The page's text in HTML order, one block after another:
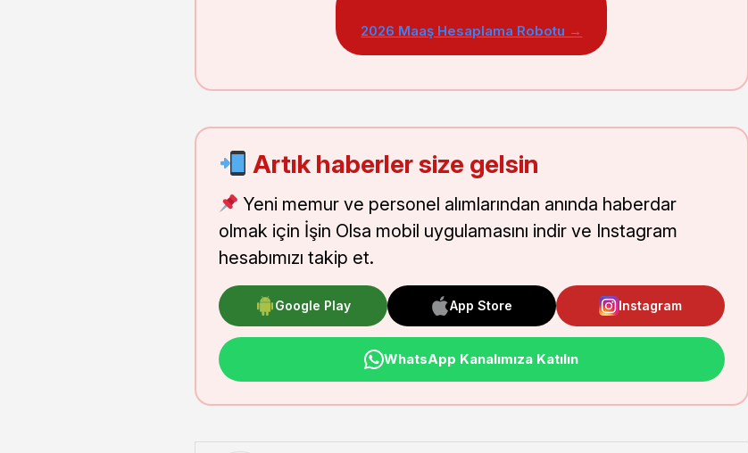
2026 Maaş Hesaplama Robotu →
Artık haberler size gelsin
Yeni memur ve personel alımlarından anında haberdar
olmak için İşin Olsa mobil uygulamasını indir ve Instagram
hesabımızı takip et.
Google Play App Store Instagram
WhatsApp Kanalımıza Katılın